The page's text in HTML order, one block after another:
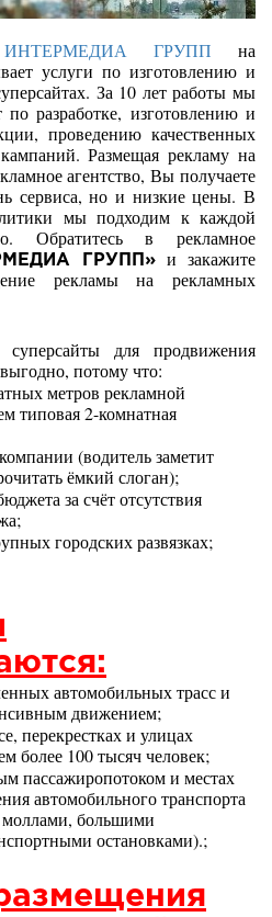
ИНТЕРМЕДИА ГРУПП на
услуги по изготовлению и
За 10 лет работы мы
разработке, изготовлению и
проведению качественных
Размещая рекламу на
агентство, Вы получаете
сервиса, но и низкие цены. В
мы подходим к каждой
Обратитесь в рекламное
ГРУПП»
и закажите
рекламы на рекламных
суперсайты для продвижения
потому что:
метров рекламной
типовая 2-комнатная
(водитель заметит
ёмкий слоган);
за счёт отсутствия
городских развязках;
автомобильных трасс и
движением;
перекрестках и улицах
более 100 тысяч человек;
пассажиропотоком и местах
автомобильного транспорта
большими
остановками).;